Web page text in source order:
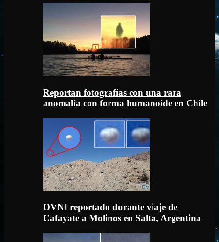
Reportan fotografías con una rara
anomalía con forma humanoide en Chile
OVNI reportado durante viaje de
Cafayate a Molinos en Salta, Argentina